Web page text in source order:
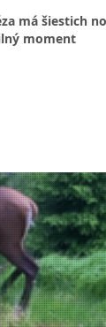
má šiestich
moment